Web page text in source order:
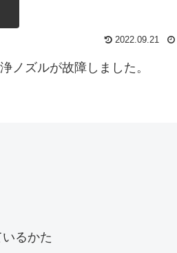
2022.09.21
ノズルが故障しました。
るかた